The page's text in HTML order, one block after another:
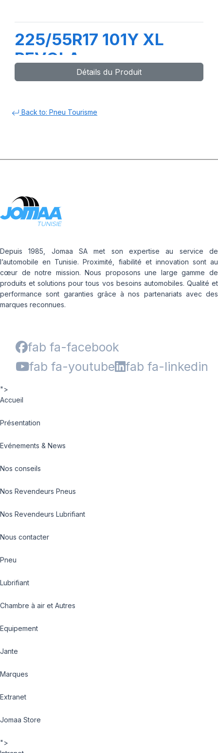
225/55R17 101Y XL
REVOLA
Détails du Produit
Back to: Pneu Tourisme
Depuis 1985, Jomaa SA met son expertise au service de
l’automobile en Tunisie. Proximité, fiabilité et innovation sont au
cœur de notre mission. Nous proposons une large gamme de
produits et solutions pour tous vos besoins automobiles. Qualité et
performance sont garanties grâce à nos partenariats avec des
marques reconnues.
fab fa-facebook
fab fa-youtube
fab fa-linkedin
">
Accueil
Présentation
Evénements & News
Nos conseils
Nos Revendeurs Pneus
Nos Revendeurs Lubrifiant
Nous contacter
Pneu
Lubrifiant
Chambre à air et Autres
Equipement
Jante
Marques
Extranet
Jomaa Store
">